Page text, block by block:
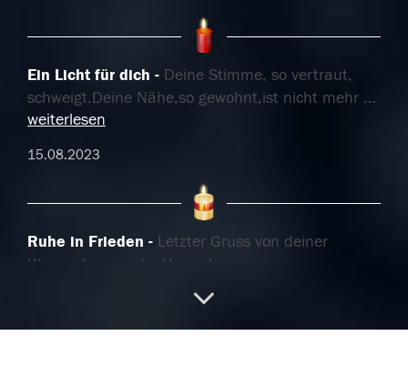
Ein Licht für dich
Deine Stimme, so vertraut,
schweigt.Deine Nähe,so gewohnt,ist nicht mehr ...
weiterlesen
15.08.2023
Ruhe in Frieden
Letzter Gruss von deiner
Klassenkameradin Hannelore